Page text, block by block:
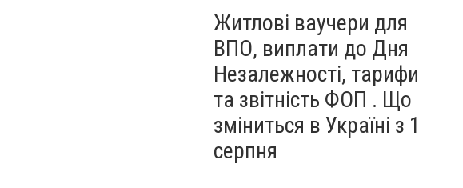
Житлові ваучери для
ВПО, виплати до Дня
Незалежності, тарифи
та звітність ФОП . Що
зміниться в Україні з 1
серпня